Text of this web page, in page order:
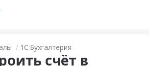
на главную страницу
1С:Бухгалтерия
счёт в